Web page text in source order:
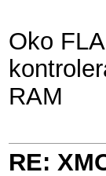
Oko
RAM
RE: